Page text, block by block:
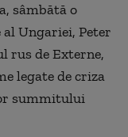
sâmbătă o
Ungariei, Peter
rus de Externe,
legate de criza
summitului